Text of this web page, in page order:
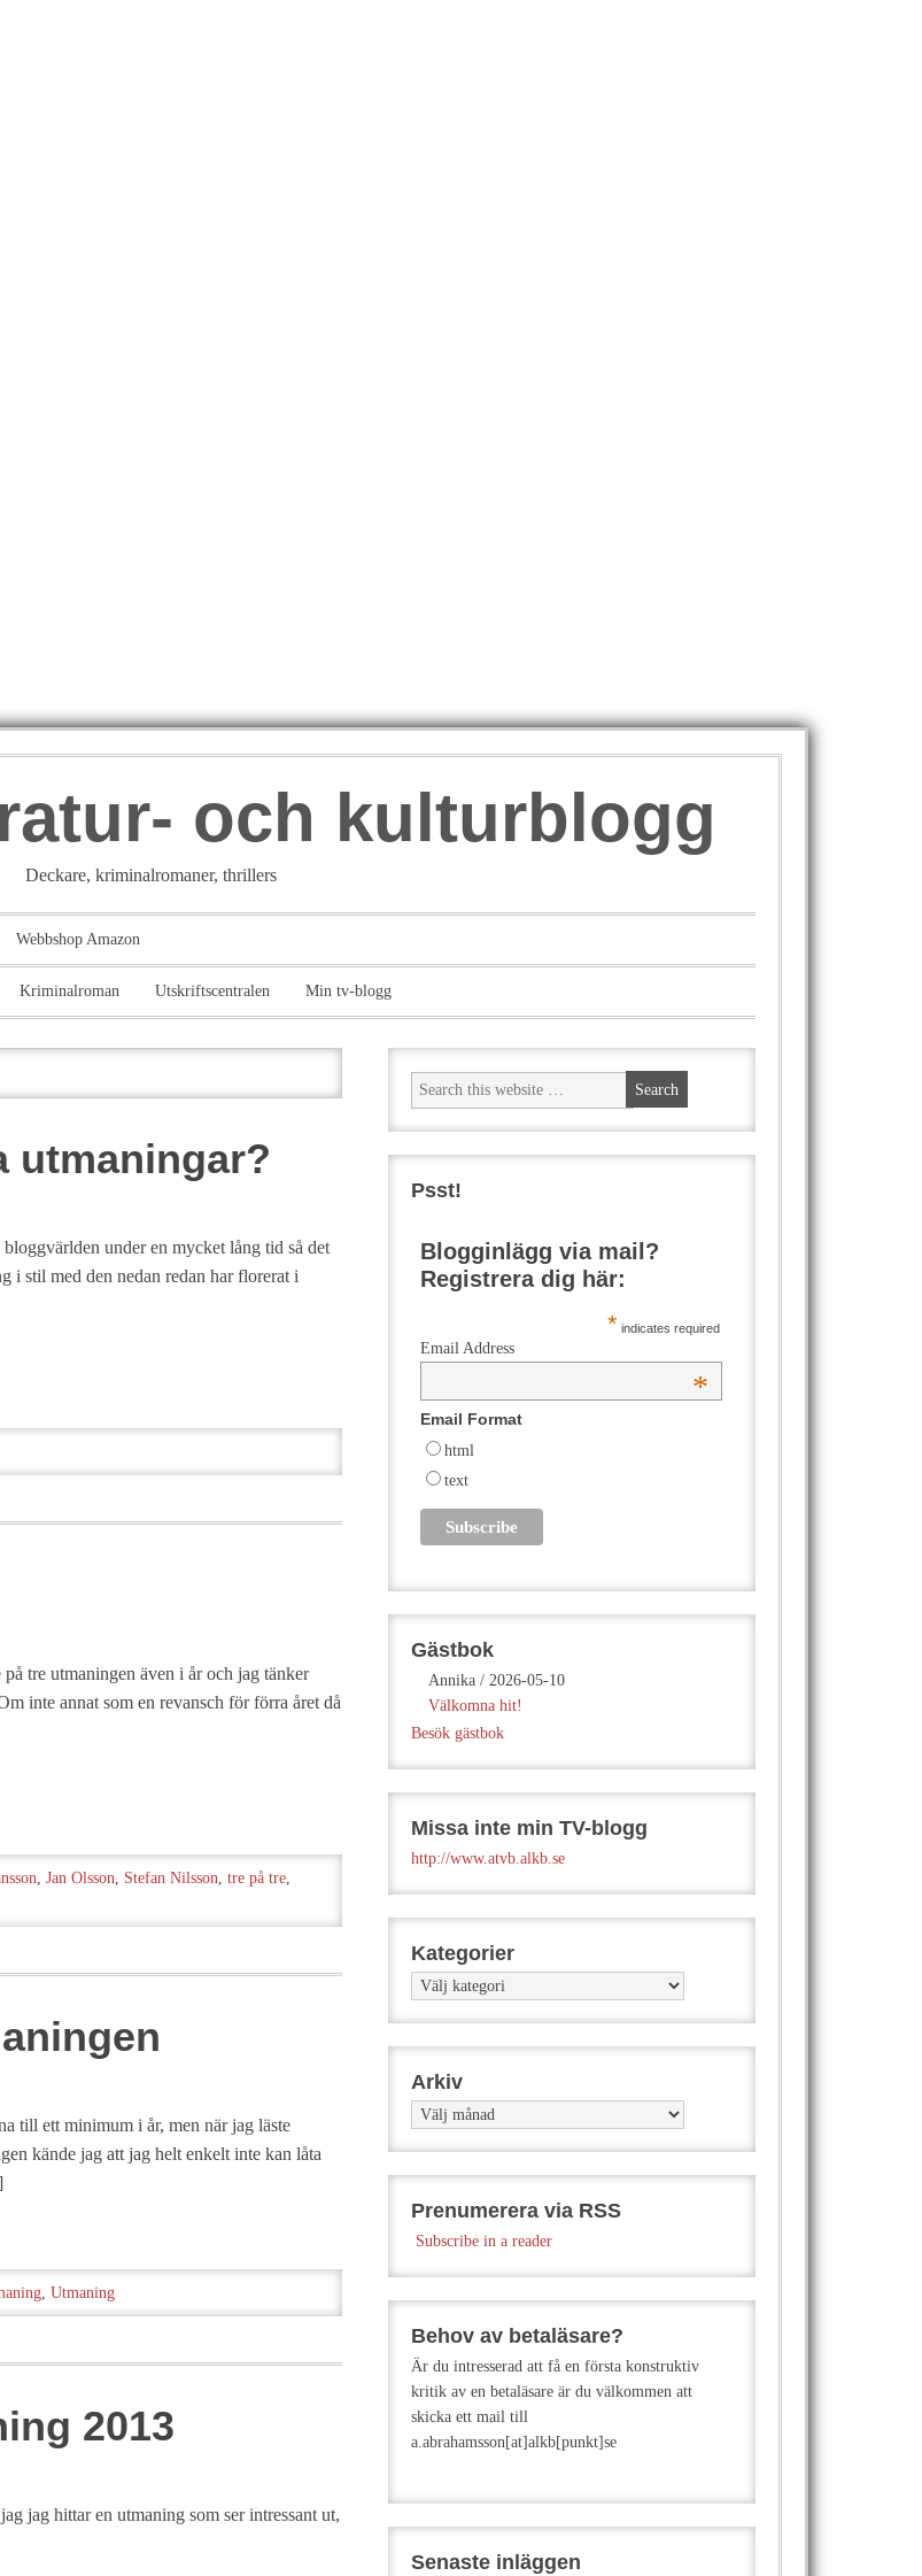
och kulturblogg
Deckare, kriminalromaner, thrillers
Webbshop Amazon
Kriminalroman Utskriftscentralen Min tv-blogg
utmaningar?
bloggvärlden under en mycket lång tid så det
i stil med den nedan redan har florerat i
tre utmaningen även i år och jag tänker
inte annat som en revansch för förra året då
, Jan Olsson, Stefan Nilsson, tre på tre,
till ett minimum i år, men när jag läste
kände jag att jag helt enkelt inte kan låta
, Utmaning
2013
jag hittar en utmaning som ser intressant ut,
Psst!
Blogginlägg via mail?
Registrera dig här:
* indicates required
Email Address
*
Email Format
html
text
Gästbok
Annika / 2026-05-10
Välkomna hit!
Besök gästbok
Missa inte min TV-blogg
http://www.atvb.alkb.se
Kategorier
Kategorier
Arkiv
Arkiv
Prenumerera via RSS
Subscribe in a reader
Behov av betaläsare?
Är du intresserad att få en första konstruktiv
kritik av en betaläsare är du välkommen att
skicka ett mail till
a.abrahamsson[at]alkb[punkt]se
Senaste inläggen